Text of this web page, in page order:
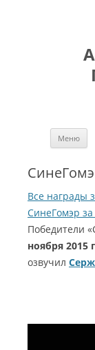
Меню
Все награды
СинеГомэр за
Победители
ноября 2015
озвучил